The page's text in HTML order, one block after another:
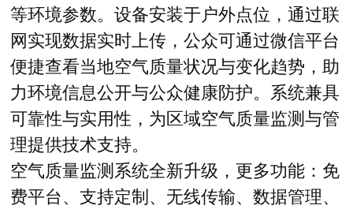
等环境参数。设备安装于户外点位，通过联
网实现数据实时上传，公众可通过微信平台
便捷查看当地空气质量状况与变化趋势，助
力环境信息公开与公众健康防护。系统兼具
可靠性与实用性，为区域空气质量监测与管
理提供技术支持。
空气质量监测系统全新升级，更多功能：免
费平台、支持定制、无线传输、数据管理、